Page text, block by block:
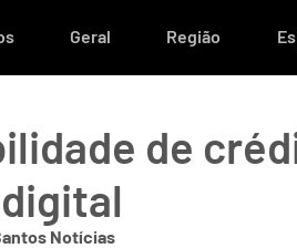
Geral Região
de
Notícias